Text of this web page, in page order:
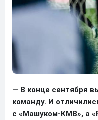
— В конце сентября
команду. И
с «Машуком-КМВ», а